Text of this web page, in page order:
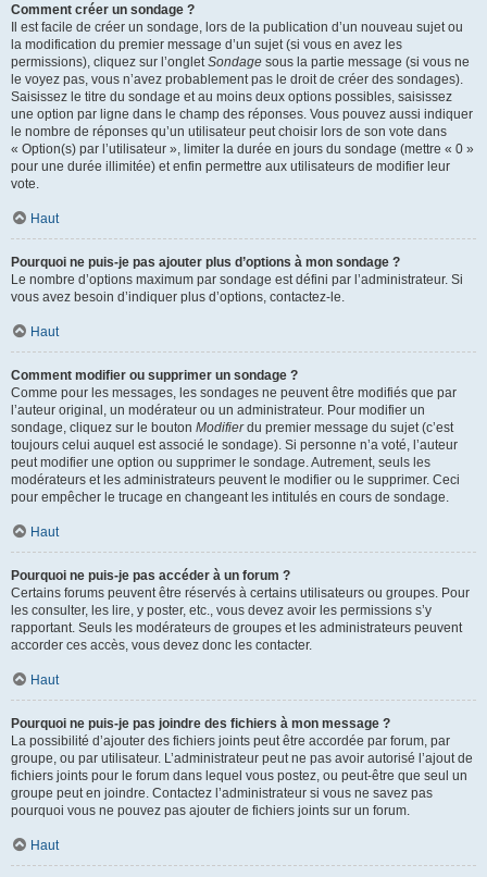
Comment créer un sondage ?
Il est facile de créer un sondage, lors de la publication d’un nouveau sujet ou
la modification du premier message d’un sujet (si vous en avez les
permissions), cliquez sur l’ongletSondage sous la partie message (si vous ne
le voyez pas, vous n’avez probablement pas le droit de créer des sondages).
Saisissez le titre du sondage et au moins deux options possibles, saisissez
une option par ligne dans le champ des réponses. Vous pouvez aussi indiquer
le nombre de réponses qu’un utilisateur peut choisir lors de son vote dans
« Option(s) par l’utilisateur », limiter la durée en jours du sondage (mettre « 0 »
pour une durée illimitée) et enfin permettre aux utilisateurs de modifier leur
vote.
Haut
Pourquoi ne puis-je pas ajouter plus d’options à mon sondage ?
Le nombre d’options maximum par sondage est défini par l’administrateur. Si
vous avez besoin d’indiquer plus d’options, contactez-le.
Haut
Comment modifier ou supprimer un sondage ?
Comme pour les messages, les sondages ne peuvent être modifiés que par
l’auteur original, un modérateur ou un administrateur. Pour modifier un
sondage, cliquez sur le bouton Modifierdu premier message du sujet (c’est
toujours celui auquel est associé le sondage). Si personne n’a voté, l’auteur
peut modifier une option ou supprimer le sondage. Autrement, seuls les
modérateurs et les administrateurs peuvent le modifier ou le supprimer. Ceci
pour empêcher le trucage en changeant les intitulés en cours de sondage.
Haut
Pourquoi ne puis-je pas accéder à un forum ?
Certains forums peuvent être réservés à certains utilisateurs ou groupes. Pour
les consulter, les lire, y poster, etc., vous devez avoir les permissions s’y
rapportant. Seuls les modérateurs de groupes et les administrateurs peuvent
accorder ces accès, vous devez donc les contacter.
Haut
Pourquoi ne puis-je pas joindre des fichiers à mon message ?
La possibilité d’ajouter des fichiers joints peut être accordée par forum, par
groupe, ou par utilisateur. L’administrateur peut ne pas avoir autorisé l’ajout de
fichiers joints pour le forum dans lequel vous postez, ou peut-être que seul un
groupe peut en joindre. Contactez l’administrateur si vous ne savez pas
pourquoi vous ne pouvez pas ajouter de fichiers joints sur un forum.
Haut